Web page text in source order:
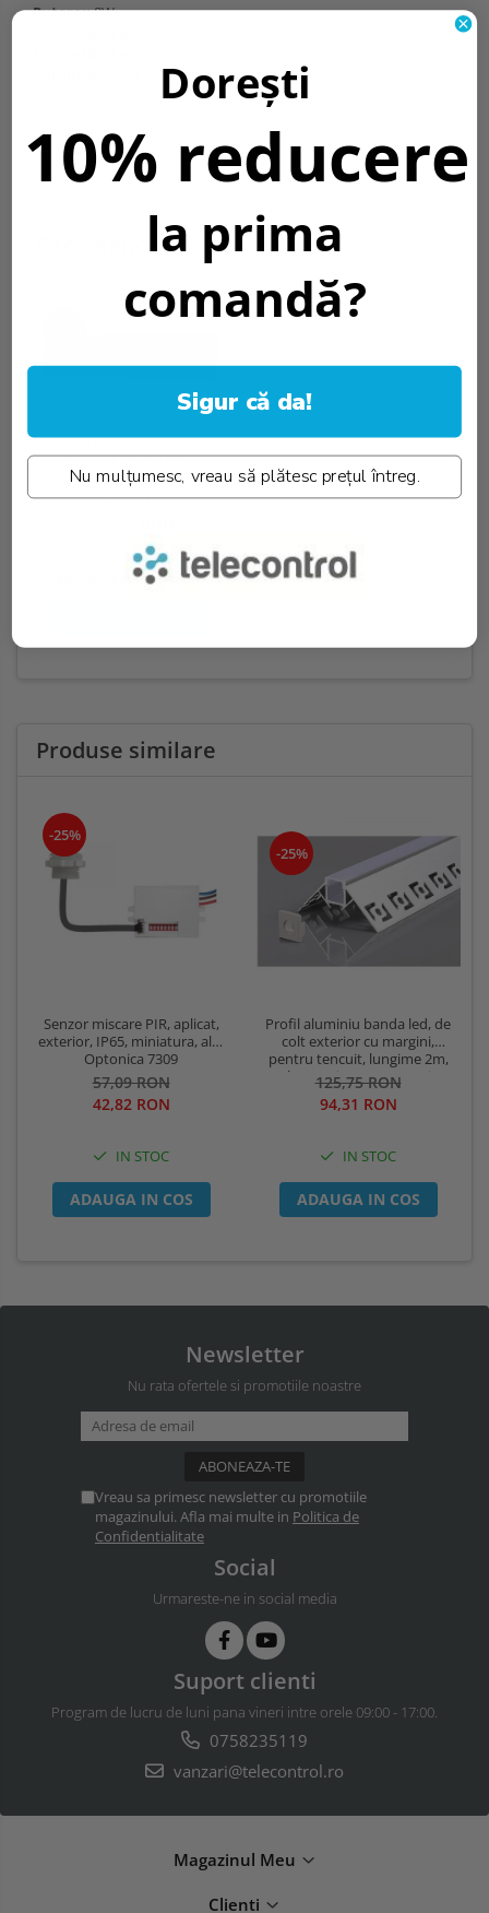
Putere::8W
Review-uri(0)
Recomandari
Aplica LED 11W, IP20,
Comutator ON/OFF + USB,
Negru, 3000K, Optonica 7593
160,22 RON
LA COMANDA
Momentan indisponibil
Produse similare
-25%
Senzor miscare PIR, aplicat,
exterior, IP65, miniatura, alb,
Optonica 7309
57,09 RON
42,82 RON
IN STOC
ADAUGA IN COS
-25%
Profil aluminiu banda led, de
colt exterior cu margini,
pentru tencuit, lungime 2m,
culoare gri natur, Optonica
5165
125,75 RON
94,31 RON
IN STOC
ADAUGA IN COS
Newsletter
Nu rata ofertele si promotiile noastre
Vreau sa primesc newsletter cu promotiile
magazinului. Afla mai multe in Politica de
Confidentialitate
Social
Urmareste-ne in social media
Suport clienti
Program de lucru de luni pana vineri intre orele 09:00 - 17:00.
0758235119
vanzari@telecontrol.ro
Magazinul Meu
Clienti
Dorești
10% reducere
la prima
comandă?
Sigur că da!
Nu mulțumesc, vreau să plătesc prețul întreg.